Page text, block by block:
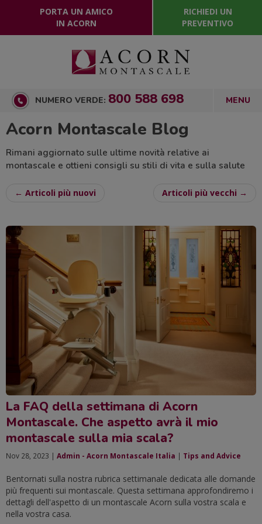
PORTA UN AMICO
IN ACORN
RICHIEDI UN
PREVENTIVO
NUMERO VERDE: 800 588 698
Acorn Montascale Blog
Rimani aggiornato sulle ultime novità relative ai
montascale e ottieni consigli su stili di vita e sulla salute
← Articoli più nuovi Articoli più vecchi →
La FAQ della settimana di Acorn
Montascale. Che aspetto avrà il mio
montascale sulla mia scala?
Nov 28, 2023 | Admin - Acorn Montascale Italia | Tips and Advice
Bentornati sulla nostra rubrica settimanale dedicata alle domande
più frequenti sui montascale. Questa settimana approfondiremo i
dettagli dell'aspetto di un montascale Acorn sulla vostra scala e
nella vostra casa.